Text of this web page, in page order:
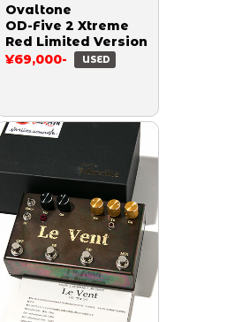
Ovaltone
OD-Five 2 Xtreme
Red Limited Version
¥69,000-
USED